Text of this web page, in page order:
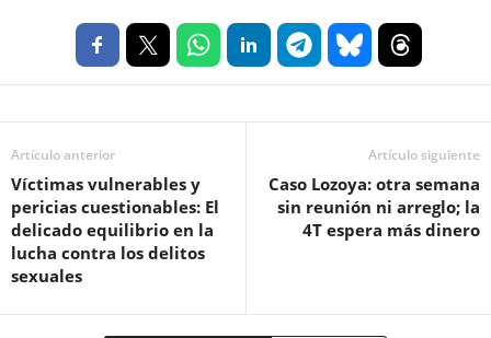
Artículo anterior
Víctimas vulnerables y
pericias cuestionables: El
delicado equilibrio en la
lucha contra los delitos
sexuales
Artículo siguiente
Caso Lozoya: otra semana
sin reunión ni arreglo; la
4T espera más dinero